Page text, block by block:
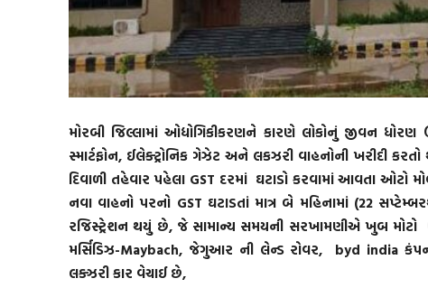
મોરબી જિલ્લામાં ઓદ્યોગિકીકરણને કારણે લોકોનું જીવન
સ્માર્ટફોન, ઈલેક્ટ્રોનિક ગેઝેટ અને લકઝરી વાહનોની ખરીદી કરતો
દિવાળી તહેવાર પહેલા GST દરમાં ઘટાડો કરવામાં આવતા ઓટો
નવા વાહનો પરનો GST ઘટાડતાં માત્ર બે મહિનામાં (22
રજિસ્ટ્રેશન થયું છે, જે સામાન્ય સમયની સરખામણીએ ખુબ મોટો
મર્સિડિઝ-Maybach, જેગુઆર ની લેન્ડ રોવર, byd india
લક્ઝરી કાર વેચાઈ છે,